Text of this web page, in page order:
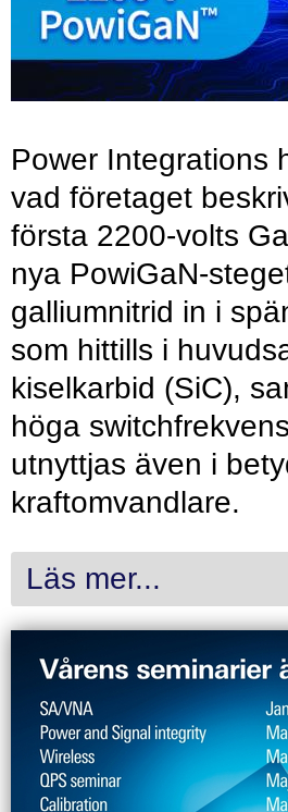
Power Integrations
vad företaget
första 2200-volts
nya PowiGaN-
galliumnitrid in i
som hittills i
kiselkarbid (SiC),
höga
utnyttjas även i
kraftomvandlare.
Läs mer...